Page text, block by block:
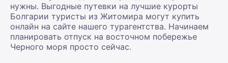
нужны. Выгодные путевки на лучшие курорты
Болгарии туристы из Житомира могут купить
онлайн на сайте нашего турагентства. Начинаем
планировать отпуск на восточном побережье
Черного моря просто сейчас.